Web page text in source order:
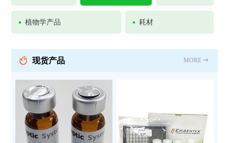
植物学产品 耗材
现货产品 MORE